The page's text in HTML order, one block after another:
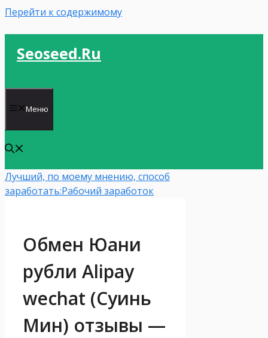
Перейти к содержимому
Seoseed.ru
Меню
Лучший, по моему мнению, способ
заработать:Рабочий заработок
Обмен Юани
рубли Alipay
wechat (Суинь
Мин) отзывы —